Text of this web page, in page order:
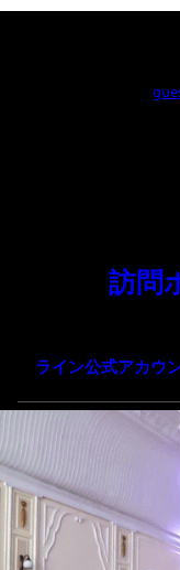
内
訪問
ライン公式アカウ